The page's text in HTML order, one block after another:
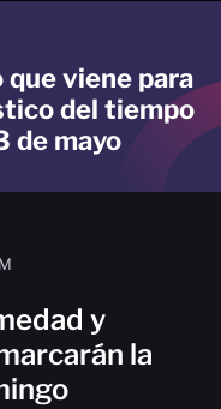
que viene para
del tiempo
de mayo
y
la